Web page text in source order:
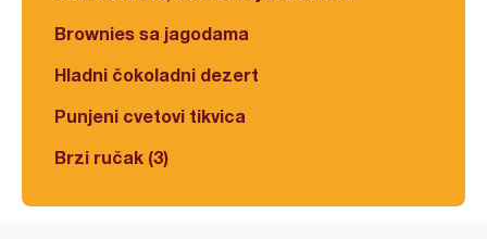
Brownies sa jagodama
Hladni čokoladni dezert
Punjeni cvetovi tikvica
Brzi ručak (3)